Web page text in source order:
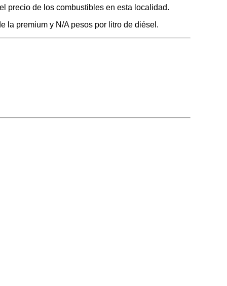
precio de los combustibles en esta localidad.
la premium y N/A pesos por litro de diésel.